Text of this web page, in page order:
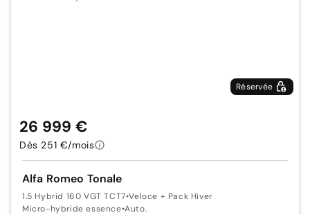
Réservée
Alfa Romeo Tonale
1.5 Hybrid 160 VGT TCT7•Veloce + Pack Hiver
Micro-hybride essence•Auto.
26 999 €
Dès 251 €/mois